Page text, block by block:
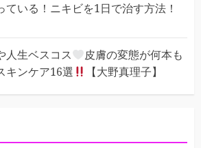
ている！ニキビを1日で治す方法！
人生ベスコス
皮膚の変態が何本も
キンケア16選
【大野真理子】